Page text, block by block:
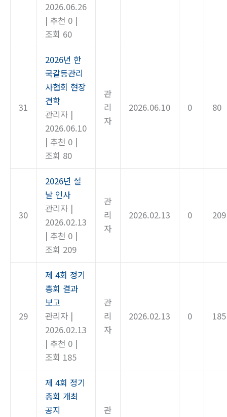
2026.06.26
| 추천 0 |
조회 60
31
2026년 한
국갈등관리
사협회 현장
견학
관리자 |
2026.06.10
| 추천 0 |
조회 80
관
리
자
2026.06.10 0 80
30
2026년 설
날 인사
관리자 |
2026.02.13
| 추천 0 |
조회 209
관
리
자
2026.02.13 0 209
29
제 4회 정기
총회 결과
보고
관리자 |
2026.02.13
| 추천 0 |
조회 185
관
리
자
2026.02.13 0 185
제 4회 정기
총회 개최
공지
관